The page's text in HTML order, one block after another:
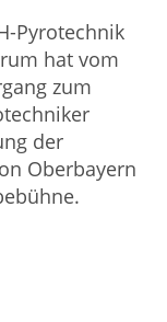
Pyrotechnik
hat vom
zum
der
Oberbayern